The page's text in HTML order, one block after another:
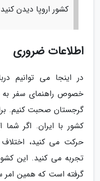
کشور اروپا دیدن
اطلاعات ضروری
در اینجا می توانیم
خصوص راهنمای سفر به
گرجستان صحبت کنیم.
کشور با ایران. اگر
حرکت می کنید،
گرفته است که همین